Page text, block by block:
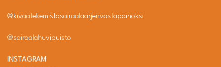
@kivaatekemistasairaalaarjenvastapainoksi
@sairaalahuvipuisto
INSTAGRAM